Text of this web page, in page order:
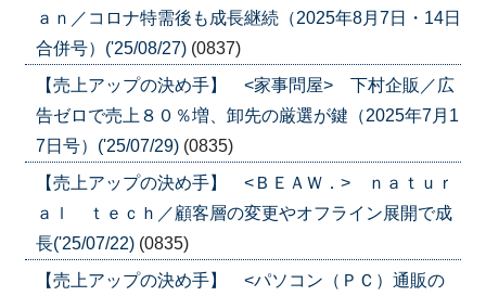
ａｎ／コロナ特需後も成長継続（2025年8月7日・14日
合併号）('25/08/27) (0837)
【売上アップの決め手】 <家事問屋> 下村企販／広
告ゼロで売上８０％増、卸先の厳選が鍵（2025年7月1
7日号）('25/07/29) (0835)
【売上アップの決め手】 <ＢＥＡＷ．> ｎａｔｕｒ
ａｌ ｔｅｃｈ／顧客層の変更やオフライン展開で成
長('25/07/22) (0835)
【売上アップの決め手】 <パソコン（ＰＣ）通販の